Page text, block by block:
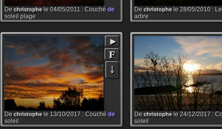
Dechristophele 04/05/2011 : Couchéde
soleil plage
Dechristophele 28/05/2010 :
arbre
►
F
↓
Dechristophele 13/10/2017 : Couchéde
soleil
Dechristophele 24/12/2017 :
soleil